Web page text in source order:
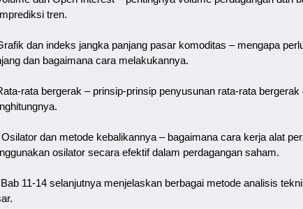
tren.
dan indeks jangka panjang pasar komoditas – mengapa
dan bagaimana cara melakukannya.
rata bergerak – prinsip-prinsip penyusunan rata-rata
Osilator dan metode kebalikannya – bagaimana cara kerja alat
osilator secara efektif dalam perdagangan saham.
Bab 11-14 selanjutnya menjelaskan berbagai metode analisis